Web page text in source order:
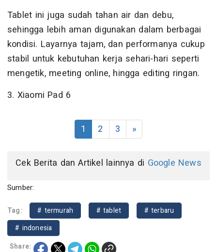
Tablet ini juga sudah tahan air dan debu,
sehingga lebih aman digunakan dalam berbagai
kondisi. Layarnya tajam, dan performanya cukup
stabil untuk kebutuhan kerja sehari-hari seperti
mengetik, meeting online, hingga editing ringan.
3. Xiaomi Pad 6
1 2 3 »
Cek Berita dan Artikel lainnya di Google News
Sumber:
Tag: # termurah # tablet
# terbaru
# indonesia
Share: